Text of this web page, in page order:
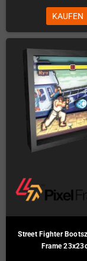
KAUFEN
Street Fighter
Frame